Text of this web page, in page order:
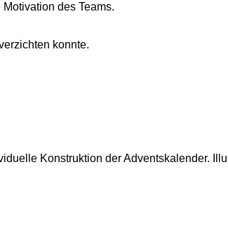
des Teams.
konnte.
Konstruktion der Adventskalender.